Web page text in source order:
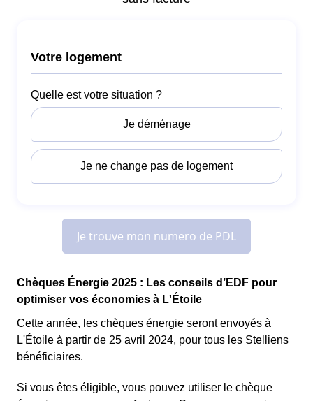
Chèques Énergie 2025 : Les conseils d’EDF pour
optimiser vos économies à L'Étoile
Cette année, les chèques énergie seront envoyés à
L'Étoile à partir de 25 avril 2024, pour tous les Stelliens
bénéficiaires.
Si vous êtes éligible, vous pouvez utiliser le chèque